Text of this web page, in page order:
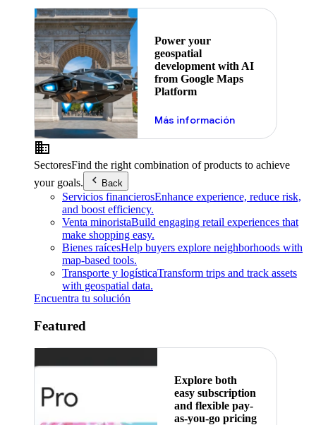
Power your
geospatial
development with AI
from Google Maps
Platform
Más información
SectoresFind the right combination of products to achieve
your goals.
Back
Servicios financierosEnhance experience, reduce risk,
and boost efficiency.
Venta minoristaBuild engaging retail experiences that
make shopping easy.
Bienes raícesHelp buyers explore neighborhoods with
map-based tools.
Transporte y logísticaTransform trips and track assets
with geospatial data.
Encuentra tu solución
Featured
Explore both
easy subscription
and flexible pay-
as-you-go pricing